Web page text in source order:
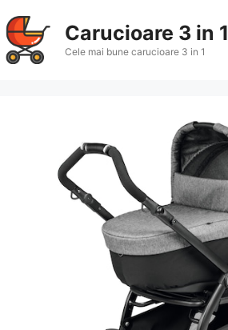
la
conținut
Carucioare 3 in 1
Cele mai bune carucioare 3 in 1